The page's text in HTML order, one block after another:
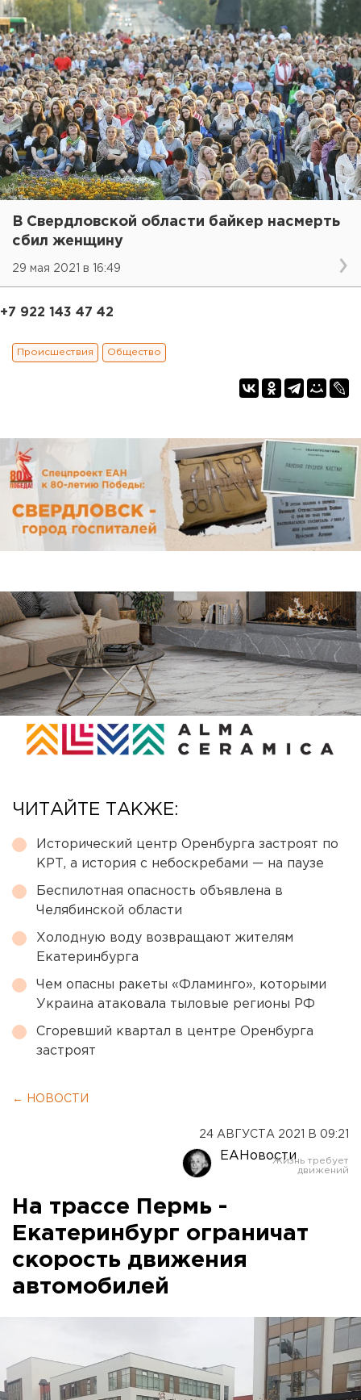
В Свердловской области байкер насмерть
сбил женщину
29 мая 2021 в 16:49
+7 922 143 47 42
Происшествия Общество
ЧИТАЙТЕ ТАКЖЕ:
Исторический центр Оренбурга застроят по
КРТ, а история с небоскребами — на паузе
Беспилотная опасность объявлена в
Челябинской области
Холодную воду возвращают жителям
Екатеринбурга
Чем опасны ракеты «Фламинго», которыми
Украина атаковала тыловые регионы РФ
Сгоревший квартал в центре Оренбурга
застроят
← НОВОСТИ
24 АВГУСТА 2021 В 09:21
ЕАНовости
На трассе Пермь -
Екатеринбург ограничат
скорость движения
автомобилей